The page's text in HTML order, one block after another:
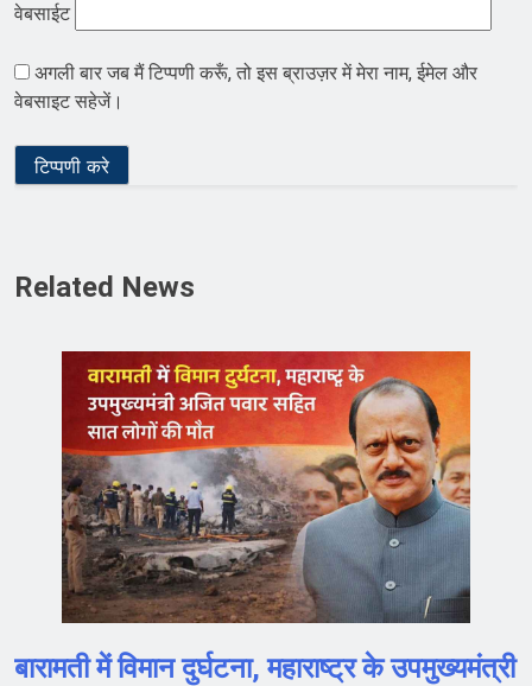
वेबसाईट
अगली बार जब मैं टिप्पणी करूँ, तो इस ब्राउज़र में मेरा नाम, ईमेल और
वेबसाइट सहेजें।
Related News
बारामती में विमान दुर्घटना, महाराष्ट्र के उपमुख्यमंत्री